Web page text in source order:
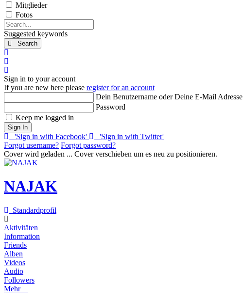
Mitglieder
Fotos
Search...
Suggested keywords
Search
Sign in to your account
If you are new here please register for an account
Dein Benutzername oder Deine E-Mail Adresse
Password
Keep me logged in
Sign In
'Sign in with Facebook'
'Sign in with Twitter'
Forgot username? Forgot password?
Cover wird geladen ... Cover verschieben um es neu zu positionieren.
NAJAK
Standardprofil
Aktivitäten
Information
Friends
Alben
Videos
Audio
Followers
Mehr